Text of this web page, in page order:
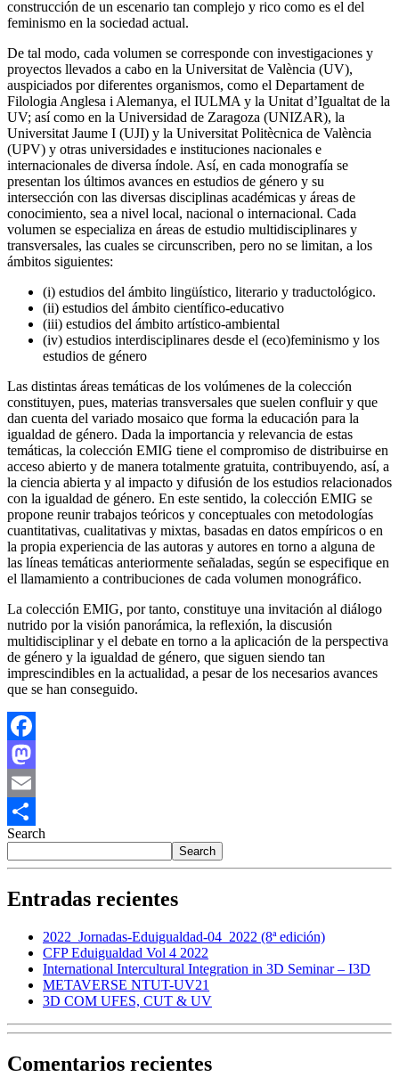
construcción de un escenario tan complejo y rico como es el del
feminismo en la sociedad actual.
De tal modo, cada volumen se corresponde con investigaciones y
proyectos llevados a cabo en la Universitat de València (UV),
auspiciados por diferentes organismos, como el Departament de
Filologia Anglesa i Alemanya, el IULMA y la Unitat d’Igualtat de la
UV; así como en la Universidad de Zaragoza (UNIZAR), la
Universitat Jaume I (UJI) y la Universitat Politècnica de València
(UPV) y otras universidades e instituciones nacionales e
internacionales de diversa índole. Así, en cada monografía se
presentan los últimos avances en estudios de género y su
intersección con las diversas disciplinas académicas y áreas de
conocimiento, sea a nivel local, nacional o internacional. Cada
volumen se especializa en áreas de estudio multidisciplinares y
transversales, las cuales se circunscriben, pero no se limitan, a los
ámbitos siguientes:
(i) estudios del ámbito lingüístico, literario y traductológico.
(ii) estudios del ámbito científico-educativo
(iii) estudios del ámbito artístico-ambiental
(iv) estudios interdisciplinares desde el (eco)feminismo y los
estudios de género
Las distintas áreas temáticas de los volúmenes de la colección
constituyen, pues, materias transversales que suelen confluir y que
dan cuenta del variado mosaico que forma la educación para la
igualdad de género. Dada la importancia y relevancia de estas
temáticas, la colección EMIG tiene el compromiso de distribuirse en
acceso abierto y de manera totalmente gratuita, contribuyendo, así, a
la ciencia abierta y al impacto y difusión de los estudios relacionados
con la igualdad de género. En este sentido, la colección EMIG se
propone reunir trabajos teóricos y conceptuales con metodologías
cuantitativas, cualitativas y mixtas, basadas en datos empíricos o en
la propia experiencia de las autoras y autores en torno a alguna de
las líneas temáticas anteriormente señaladas, según se especifique en
el llamamiento a contribuciones de cada volumen monográfico.
La colección EMIG, por tanto, constituye una invitación al diálogo
nutrido por la visión panorámica, la reflexión, la discusión
multidisciplinar y el debate en torno a la aplicación de la perspectiva
de género y la igualdad de género, que siguen siendo tan
imprescindibles en la actualidad, a pesar de los necesarios avances
que se han conseguido.
Facebook
Mastodon
Email
Share
Search
Search
Entradas recientes
2022_Jornadas-Eduigualdad-04_2022 (8ª edición)
CFP Eduigualdad Vol 4 2022
International Intercultural Integration in 3D Seminar – I3D
METAVERSE NTUT-UV21
3D COM UFES, CUT & UV
Comentarios recientes